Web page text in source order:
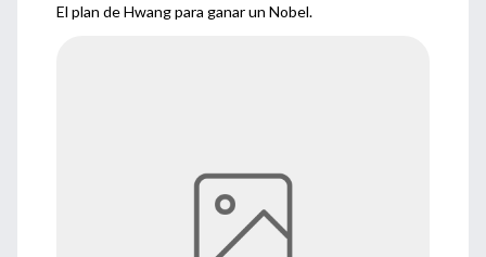
El plan de Hwang para ganar un Nobel.